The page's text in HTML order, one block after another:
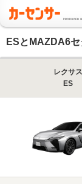
ESとMAZDA6
レクサス
ES